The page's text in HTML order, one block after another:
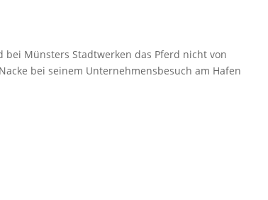
Münsters Stadtwerken das Pferd nicht von
bei seinem Unternehmensbesuch am Hafen